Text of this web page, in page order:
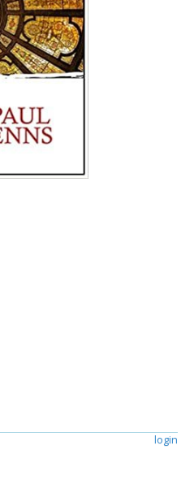
login